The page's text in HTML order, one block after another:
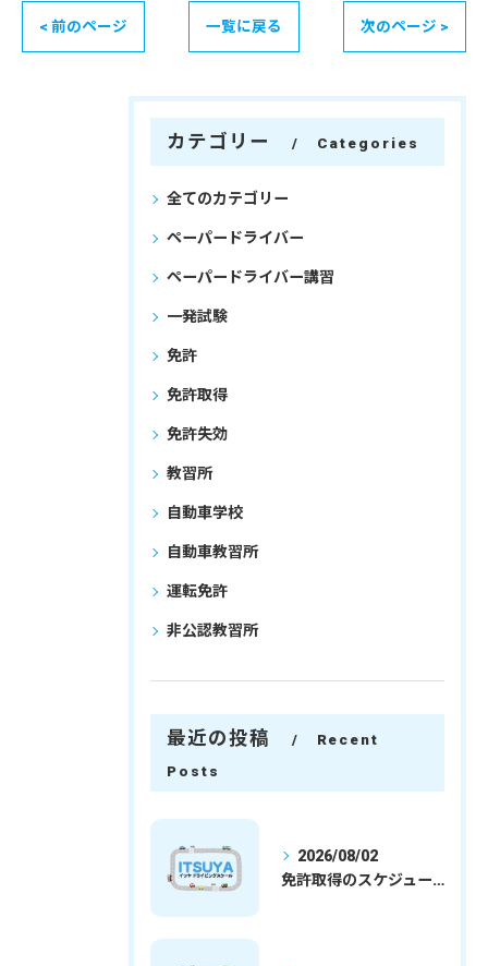
< 前のページ 一覧に戻る 次のページ >
カテゴリー Categories
全てのカテゴリー
ペーパードライバー
ペーパードライバー講習
一発試験
免許
免許取得
免許失効
教習所
自動車学校
自動車教習所
運転免許
非公認教習所
最近の投稿
Recent
Posts
2026/08/02
免許取得のスケジュールを徹底解説学生社会人の通学合宿別プランで最短取得のコツ